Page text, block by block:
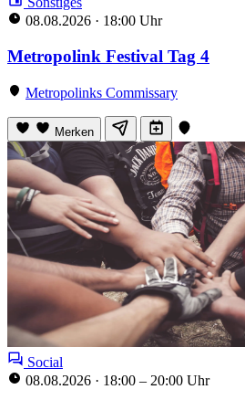
08.08.2026 · 18:00 Uhr
Metropolink Festival Tag 4
Metropolinks Commissary
Merken
Social
08.08.2026 · 18:00 – 20:00 Uhr